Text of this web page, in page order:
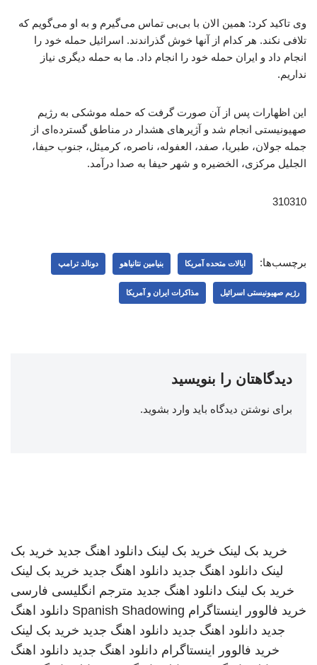
وی تاکید کرد: همین الان با بی‌بی تماس می‌گیرم و به او می‌گویم که
تلافی نکند. هر کدام از آنها خوش گذراندند. اسرائیل حمله خود را
انجام داد و ایران حمله خود را انجام داد. ما به حمله دیگری نیاز
نداریم.
این اظهارات پس از آن صورت گرفت که حمله موشکی به رژیم
صهیونیستی انجام شد و آژیرهای هشدار در مناطق گسترده‌ای از
جمله جولان، طبریا، صفد، العفوله، ناصره، کرمیئل، جنوب حیفا،
الجلیل مرکزی، الخضیره و شهر حیفا به صدا درآمد.
310310
برچسب‌ها: ایالات متحده آمریکا بنیامین نتانیاهو دونالد ترامپ
رژیم صهیونیستی اسرائیل مذاکرات ایران و آمریکا
دیدگاهتان را بنویسید
برای نوشتن دیدگاه باید وارد بشوید.
خرید بک لینک خرید بک لینک دانلود اهنگ جدید خرید بک
لینک دانلود اهنگ جدید دانلود اهنگ جدید خرید بک لینک
خرید بک لینک دانلود اهنگ جدید مترجم انگلیسی فارسی
خرید فالوور اینستاگرام Spanish Shadowing دانلود اهنگ
جدید دانلود اهنگ جدید دانلود اهنگ جدید خرید بک لینک
خرید فالوور اینستاگرام دانلود اهنگ جدید دانلود اهنگ